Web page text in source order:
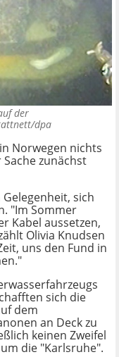
der
dpa
Norwegen nichts
zunächst
sich
"Im Sommer
Kabel aussetzen,
Olivia Knudsen
uns den Fund in
sich die
dem
an Deck zu
keinen Zweifel
die "Karlsruhe".